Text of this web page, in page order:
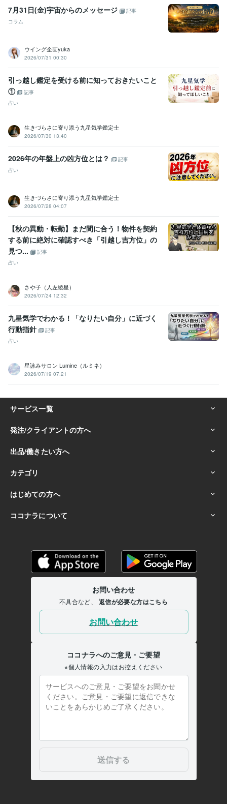
7月31日(金)宇宙からのメッセージ
記事
コラム
ウイング企画yuka
2026/07/31 00:30
引っ越し鑑定を受ける前に知っておきたいこと
①
記事
占い
生きづらさに寄り添う九星気学鑑定士
2026/07/30 13:40
2026年の年盤上の凶方位とは？
記事
占い
生きづらさに寄り添う九星気学鑑定士
2026/07/28 04:07
【秋の異動・転勤】まだ間に合う！物件を契約
する前に絶対に確認すべき「引越し吉方位」の
見つ...
記事
占い
さや子（人左綾星）
2026/07/24 12:32
九星気学でわかる！「なりたい自分」に近づく
行動指針
記事
占い
星詠みサロン Lumine（ルミネ）
2026/07/19 07:21